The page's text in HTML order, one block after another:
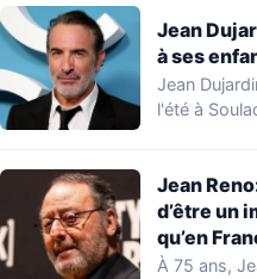
Jean
à ses
Jean
l'été à
Jean
d’être un
qu’en
À 75 ans,